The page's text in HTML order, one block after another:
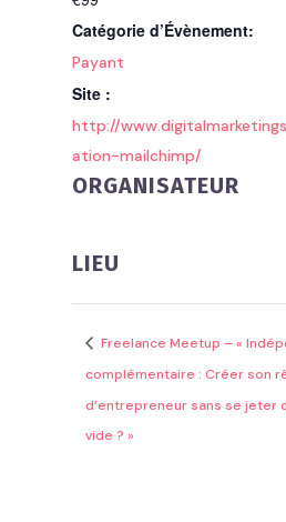
Catégorie d’Évènement:
Payant
Site :
http://
ation-mailchimp/
ORGANISATEUR
LIEU
Freelance Meetup – «
complémentaire : Créer son
d’entrepreneur sans se jeter
vide ? »